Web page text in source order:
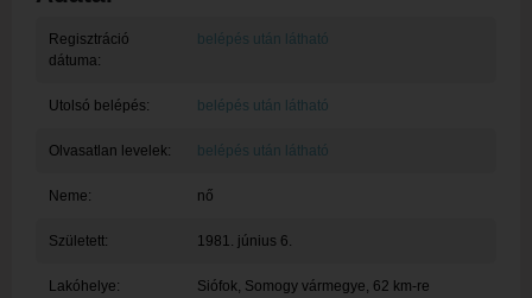
Regisztráció
dátuma:
belépés után látható
Utolsó belépés: belépés után látható
Olvasatlan levelek: belépés után látható
Neme: nő
Született: 1981. június 6.
Lakóhelye: Siófok, Somogy vármegye, 62 km-re